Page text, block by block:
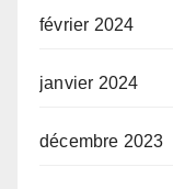
février 2024
janvier 2024
décembre 2023